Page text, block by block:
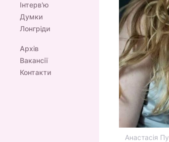
Інтерв'ю
Думки
Лонгріди
Архів
Вакансії
Контакти
Анастасія